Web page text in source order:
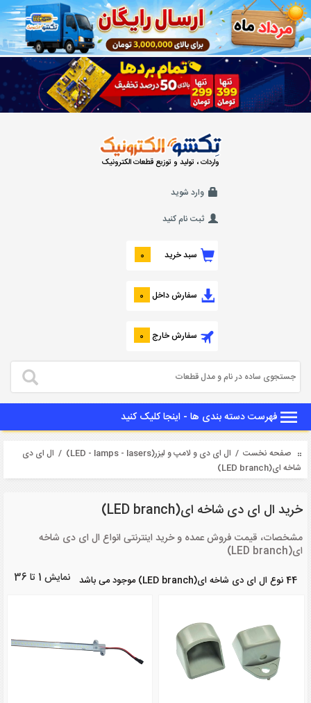
واردات ، تولید و توزیع قطعات الکترونیک
وارد شوید
ثبت نام کنید
سبد خرید 0
سفارش داخل 0
سفارش خارج 0
فهرست دسته بندی ها - اینجا کلیک کنید
صفحه نخست / ال ای دی و لامپ و لیزر(LED - lamps - lasers)
/ ال ای دی
شاخه ای(LED branch)
خرید ال ای دی شاخه ای(LED branch)
مشخصات، قیمت فروش عمده و خرید اینترنتی انواع ال ای دی شاخه
ای(LED branch)
44 نوع ال ای دی شاخه ای(LED branch) موجود می باشد نمایش 1 تا 36